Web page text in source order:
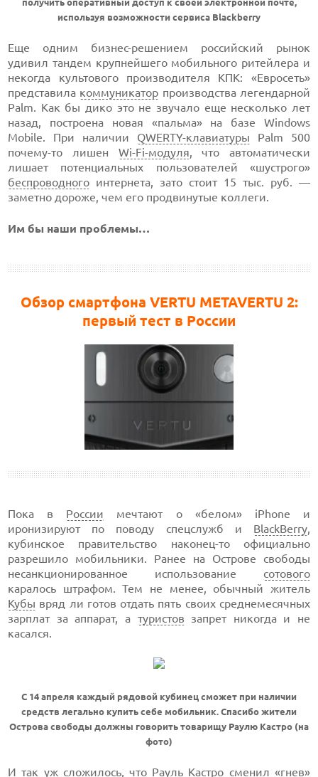
получить оперативный доступ к своей электронной почте,
используя возможности сервиса Blackberry
Еще одним бизнес-решением российский рынок
удивил тандем крупнейшего мобильного ритейлера и
некогда культового производителя КПК: «Евросеть»
представила коммуникатор производства легендарной
Palm. Как бы дико это не звучало еще несколько лет
назад, построена новая «пальма» на базе Windows
Mobile. При наличии QWERTY-клавиатуры Palm 500
почему-то лишен Wi-Fi-модуля, что автоматически
лишает потенциальных пользователей «шустрого»
беспроводного интернета, зато стоит 15 тыс. руб. —
заметно дороже, чем его продвинутые коллеги.
Им бы наши проблемы…
Обзор смартфона VERTU METAVERTU 2:
первый тест в России
Пока в России мечтают о «белом» iPhone и
иронизируют по поводу спецслужб и BlackBerry,
кубинское правительство наконец-то официально
разрешило мобильники. Ранее на Острове свободы
несанкционированное использование сотового
каралось штрафом. Тем не менее, обычный житель
Кубы вряд ли готов отдать пять своих среднемесячных
зарплат за аппарат, а туристов запрет никогда и не
касался.
С 14 апреля каждый рядовой кубинец сможет при наличии
средств легально купить себе мобильник. Спасибо жители
Острова свободы должны говорить товарищу Раулю Кастро (на
фото)
И так уж сложилось, что Рауль Кастро сменил «гнев»